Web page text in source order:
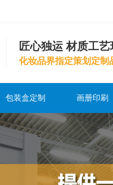
匠心独运 材质工艺
化妆品界指定策划定制
包装盒定制 画册印刷